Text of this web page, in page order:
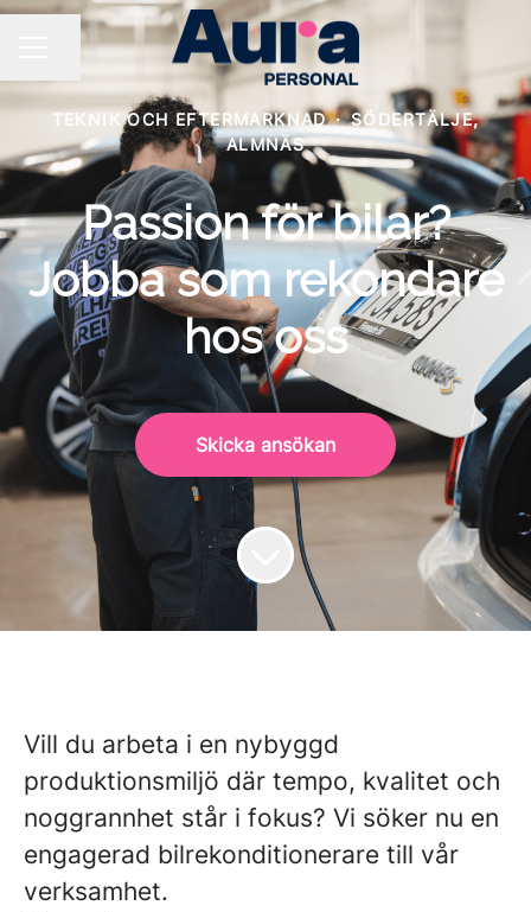
TEKNIK OCH EFTERMARKNAD · SÖDERTÄLJE,
ALMNÄS
Passion för bilar?
Jobba som rekondare
hos oss
Skicka ansökan
Vill du arbeta i en nybyggd
produktionsmiljö där tempo, kvalitet och
noggrannhet står i fokus? Vi söker nu en
engagerad bilrekonditionerare till vår
verksamhet.